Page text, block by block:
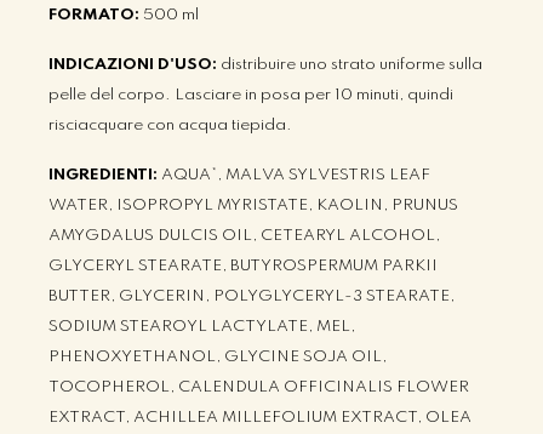
FORMATO: 500 ml
INDICAZIONI D'USO: distribuire uno strato uniforme sulla
pelle del corpo. Lasciare in posa per 10 minuti, quindi
risciacquare con acqua tiepida.
INGREDIENTI: AQUA*, MALVA SYLVESTRIS LEAF
WATER, ISOPROPYL MYRISTATE, KAOLIN, PRUNUS
AMYGDALUS DULCIS OIL, CETEARYL ALCOHOL,
GLYCERYL STEARATE, BUTYROSPERMUM PARKII
BUTTER, GLYCERIN, POLYGLYCERYL-3 STEARATE,
SODIUM STEAROYL LACTYLATE, MEL,
PHENOXYETHANOL, GLYCINE SOJA OIL,
TOCOPHEROL, CALENDULA OFFICINALIS FLOWER
EXTRACT, ACHILLEA MILLEFOLIUM EXTRACT, OLEA